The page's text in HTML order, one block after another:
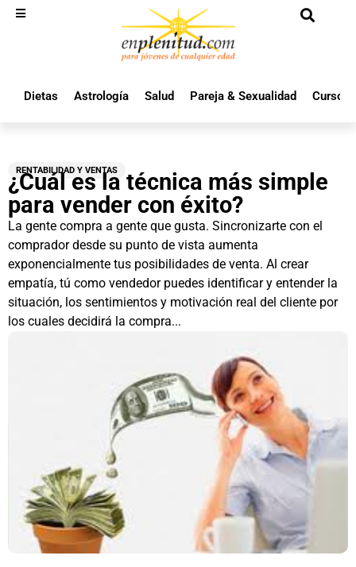
Dietas Astrología Salud Pareja & Sexualidad Cursos
RENTABILIDAD Y VENTAS
¿Cuál es la técnica más simple
para vender con éxito?
La gente compra a gente que gusta. Sincronizarte con el
comprador desde su punto de vista aumenta
exponencialmente tus posibilidades de venta. Al crear
empatía, tú como vendedor puedes identificar y entender la
situación, los sentimientos y motivación real del cliente por
los cuales decidirá la compra...